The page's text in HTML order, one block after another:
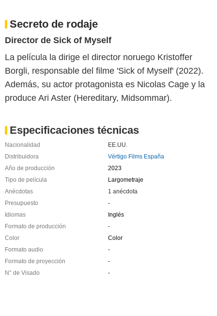
Secreto de rodaje
Director de Sick of Myself
La película la dirige el director noruego Kristoffer
Borgli, responsable del filme 'Sick of Myself' (2022).
Además, su actor protagonista es Nicolas Cage y la
produce Ari Aster (Hereditary, Midsommar).
Especificaciones técnicas
Nacionalidad
EE.UU.
Distribuidora
Vértigo Films España
Año de producción
2023
Tipo de película
Largometraje
Anécdotas
1 anécdota
Presupuesto
-
Idiomas
Inglés
Formato de producción
-
Color
Color
Formato audio
-
Formato de proyección
-
N° de Visado
-